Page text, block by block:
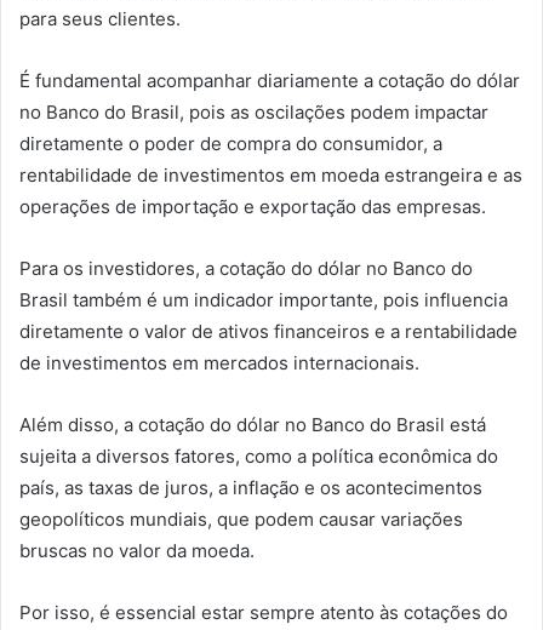
para seus clientes.
É fundamental acompanhar diariamente a cotação do dólar
no Banco do Brasil, pois as oscilações podem impactar
diretamente o poder de compra do consumidor, a
rentabilidade de investimentos em moeda estrangeira e as
operações de importação e exportação das empresas.
Para os investidores, a cotação do dólar no Banco do
Brasil também é um indicador importante, pois influencia
diretamente o valor de ativos financeiros e a rentabilidade
de investimentos em mercados internacionais.
Além disso, a cotação do dólar no Banco do Brasil está
sujeita a diversos fatores, como a política econômica do
país, as taxas de juros, a inflação e os acontecimentos
geopolíticos mundiais, que podem causar variações
bruscas no valor da moeda.
Por isso, é essencial estar sempre atento às cotações do